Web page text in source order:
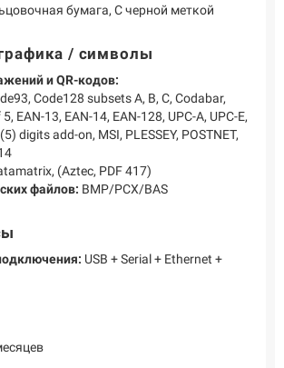
бумага, С черной меткой
/ символы
и QR-кодов:
Code128 subsets A, B, C, Codabar,
EAN-13, EAN-14, EAN-128, UPC-A, UPC-E,
digits add-on, MSI, PLESSEY, POSTNET,
(Aztec, PDF 417)
файлов: BMP/PCX/BAS
USB + Serial + Ethernet +